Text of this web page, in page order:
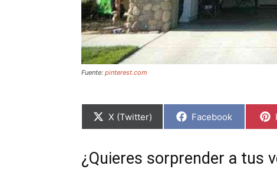
Fuente: pinterest.com
C
a
X (Twitter) C
r
Facebook
¿Quieres sorprender a tus